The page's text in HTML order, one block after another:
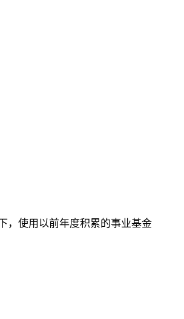
，使用以前年度积累的事业基金